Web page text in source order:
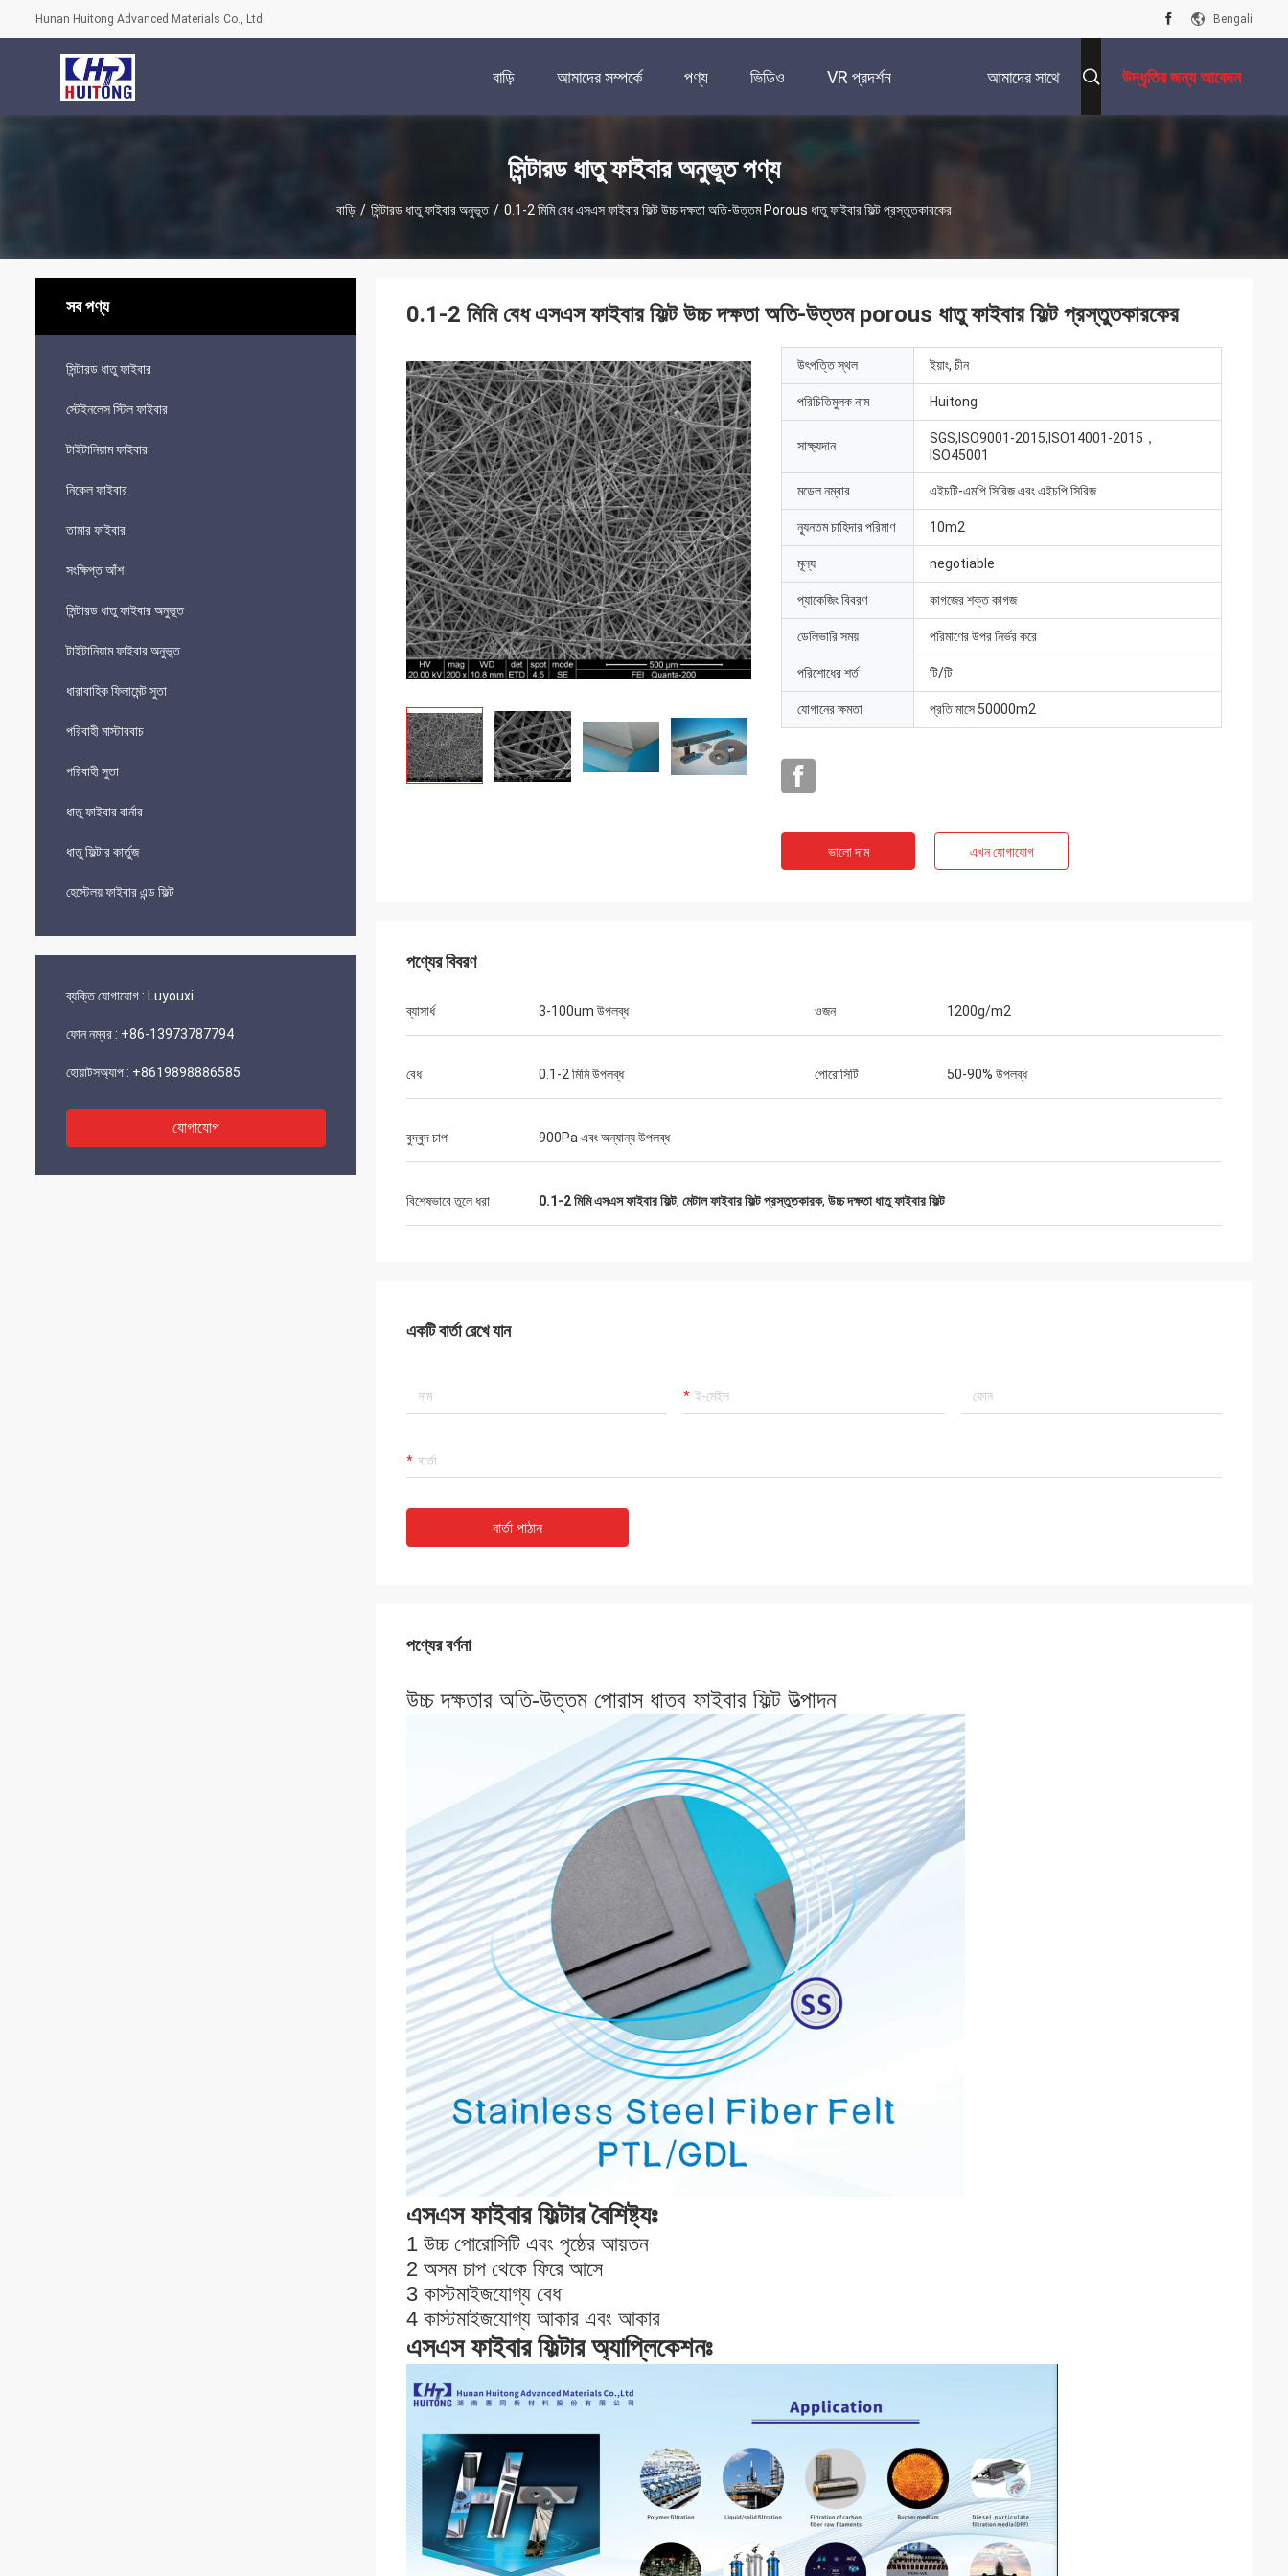
Hunan Huitong Advanced Materials Co., Ltd. Bengali
বাড়ি আমাদের সম্পর্কে পণ্য ভিডিও VR প্রদর্শন আমাদের সাথে উদ্ধৃতির জন্য আবেদন
সিন্টারড ধাতু ফাইবার অনুভূত পণ্য
বাড়ি / সিন্টারড ধাতু ফাইবার অনুভূত / 0.1-2 মিমি বেধ এসএস ফাইবার ফিল্ট উচ্চ দক্ষতা অতি-উত্তম Porous ধাতু ফাইবার ফিল্ট প্রস্তুতকারকের
সব পণ্য
সিন্টারড ধাতু ফাইবার
স্টেইনলেস স্টিল ফাইবার
টাইটানিয়াম ফাইবার
নিকেল ফাইবার
তামার ফাইবার
সংক্ষিপ্ত আঁশ
সিন্টারড ধাতু ফাইবার অনুভূত
টাইটানিয়াম ফাইবার অনুভূত
ধারাবাহিক ফিলামেন্ট সুতা
পরিবাহী মাস্টারবাচ
পরিবাহী সুতা
ধাতু ফাইবার বার্নার
ধাতু ফিল্টার কার্তুজ
হেস্টেলয় ফাইবার এন্ড ফিল্ট
ব্যক্তি যোগাযোগ : Luyouxi
ফোন নম্বর : +86-13973787794
হোয়াটসঅ্যাপ : +8619898886585
যোগাযোগ
0.1-2 মিমি বেধ এসএস ফাইবার ফিল্ট উচ্চ দক্ষতা অতি-উত্তম porous ধাতু ফাইবার ফিল্ট প্রস্তুতকারকের
উৎপত্তি স্থল ইয়াং, চীন
পরিচিতিমুলক নাম Huitong
সাক্ষ্যদান
SGS,ISO9001-2015,ISO14001-2015，
ISO45001
মডেল নম্বার এইচটি-এমপি সিরিজ এবং এইচপি সিরিজ
ন্যূনতম চাহিদার পরিমাণ 10m2
মূল্য negotiable
প্যাকেজিং বিবরণ কাগজের শক্ত কাগজ
ডেলিভারি সময় পরিমাণের উপর নির্ভর করে
পরিশোধের শর্ত টি/টি
যোগানের ক্ষমতা প্রতি মাসে 50000m2
ভালো দাম এখন যোগাযোগ
পণ্যের বিবরণ
ব্যাসার্ধ 3-100um উপলব্ধ ওজন 1200g/m2
বেধ 0.1-2 মিমি উপলব্ধ পোরোসিটি 50-90% উপলব্ধ
বুদ্বুদ চাপ 900Pa এবং অন্যান্য উপলব্ধ
বিশেষভাবে তুলে ধরা 0.1-2 মিমি এসএস ফাইবার ফিল্ট, মেটাল ফাইবার ফিল্ট প্রস্তুতকারক, উচ্চ দক্ষতা ধাতু ফাইবার ফিল্ট
একটি বার্তা রেখে যান
বার্তা পাঠান
পণ্যের বর্ণনা
উচ্চ দক্ষতার অতি-উত্তম পোরাস ধাতব ফাইবার ফিল্ট উত্পাদন
এসএস ফাইবার ফিল্টার বৈশিষ্ট্যঃ
1 উচ্চ পোরোসিটি এবং পৃষ্ঠের আয়তন
2 অসম চাপ থেকে ফিরে আসে
3 কাস্টমাইজযোগ্য বেধ
4 কাস্টমাইজযোগ্য আকার এবং আকার
এসএস ফাইবার ফিল্টার অ্যাপ্লিকেশনঃ